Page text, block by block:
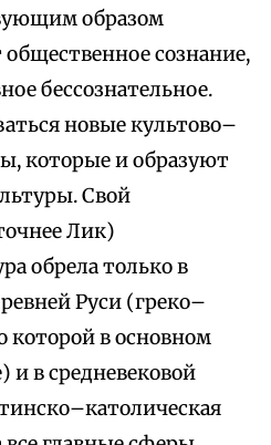
образом
сознание,
бессознательное.
новые культово–
которые и образуют
Свой
Лик)
обрела только в
Руси (греко–
которой в основном
и в средневековой